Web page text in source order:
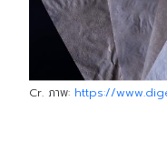
Cr. ภาพ: https://